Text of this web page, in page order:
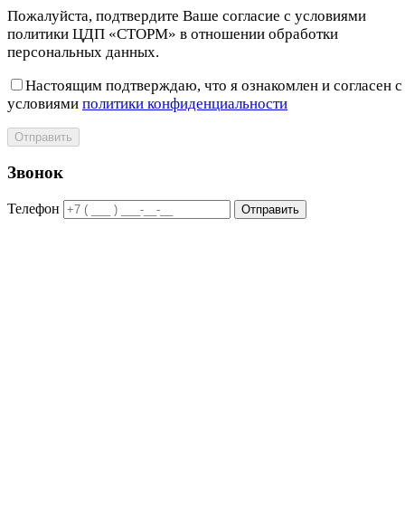
Пожалуйста, подтвердите Ваше согласие с условиями
политики ЦДП «СТОРМ» в отношении обработки
персональных данных.
Настоящим подтверждаю, что я ознакомлен и согласен с
условиями политики конфиденциальности
Отправить
Звонок
Телефон Отправить